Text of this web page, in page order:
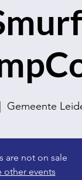
Gemeente
are not on sale
other events